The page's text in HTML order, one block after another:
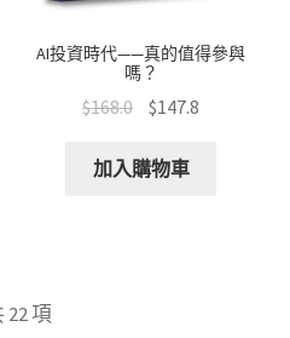
AI投資時代——真的值得參與
嗎？
$168.0 $147.8
加入購物車
22 項